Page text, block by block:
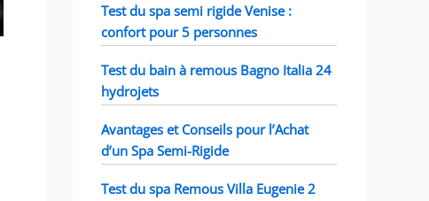
Test du spa semi rigide Venise :
confort pour 5 personnes
Test du bain à remous Bagno Italia 24
hydrojets
Avantages et Conseils pour l’Achat
d’un Spa Semi-Rigide
Test du spa Remous Villa Eugenie 2